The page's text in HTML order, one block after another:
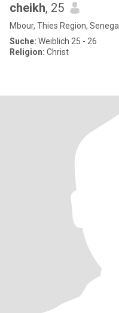
cheikh, 25
Mbour, Thies Region, Senegal
Suche: Weiblich 25 - 26
Religion: Christ